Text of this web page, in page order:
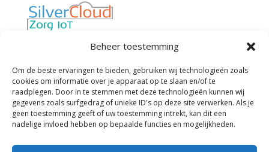
Beheer toestemming
Om de beste ervaringen te bieden, gebruiken wij technologieën zoals
cookies om informatie over je apparaat op te slaan en/of te
raadplegen. Door in te stemmen met deze technologieën kunnen wij
gegevens zoals surfgedrag of unieke ID's op deze site verwerken. Als je
geen toestemming geeft of uw toestemming intrekt, kan dit een
nadelige invloed hebben op bepaalde functies en mogelijkheden.
Van “werken met technologie in de zorg”
naar “technologie die werkt voor de zorg”
Privacybeleid
Cookiebeleid
Algemene Voorwaarden
Contactgegevens
Ohmstraat 18-A